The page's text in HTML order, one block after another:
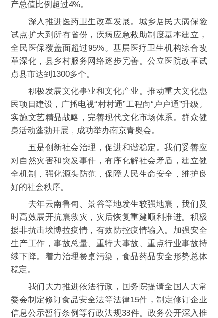
产总值比例超过4%。
深入推进医药卫生改革发展。城乡居民大病保险
试点扩大到所有省份，疾病应急救助制度基本建立，
全民医保覆盖面超过95%。基层医疗卫生机构综合改
革深化，县乡村服务网络逐步完善。公立医院改革试
点县市达到1300多个。
积极发展文化事业和文化产业。推动重大文化惠
民项目建设，广播电视“村村通”工程向“户户通”升级。
实施文艺精品战略，完善现代文化市场体系。群众健
身活动蓬勃开展，成功举办南京青奥会。
五是创新社会治理，促进和谐稳定。我们妥善应
对自然灾害和突发事件，有序化解社会矛盾，建立健
全机制，强化源头防范，保障人民生命安全，维护良
好的社会秩序。
去年云南鲁甸、景谷等地发生较强地震，我们及
时高效展开抗震救灾，灾后恢复重建顺利推进。积极
援非抗击埃博拉疫情，有效防控疫情输入。加强安全
生产工作，事故总量、重特大事故、重点行业事故持
续下降。着力治理餐桌污染，食品药品安全形势总体
稳定。
我们大力推进依法行政，国务院提请全国人大常
委会制定修订食品安全法等法律15件，制定修订企业
信息公示暂行条例等行政法规38件。政务公开深入推